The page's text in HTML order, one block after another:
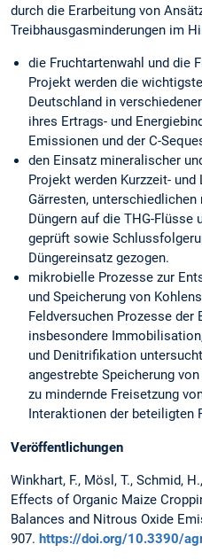
durch die Erarbeitung von
Treibhausgasminderungen im
die Fruchtartenwahl und die
Projekt werden die
Deutschland in
ihres Ertrags- und
Emissionen und der C-
den Einsatz mineralischer
Projekt werden Kurzzeit-
Gärresten,
Düngern auf die THG-Flüsse
geprüft sowie
Düngereinsatz gezogen.
mikrobielle Prozesse zur
und Speicherung von
Feldversuchen Prozesse der
insbesondere
und Denitrifikation
angestrebte Speicherung
zu mindernde Freisetzung
Interaktionen der beteiligten
Veröffentlichungen
Winkhart, F., Mösl, T., Schmid,
Effects of Organic Maize
Balances and Nitrous Oxide
907. https://doi.org/10.3390/